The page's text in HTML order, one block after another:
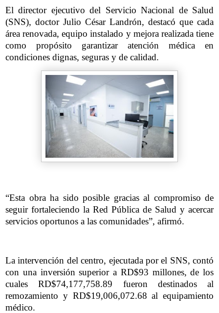
El director ejecutivo del Servicio Nacional de Salud
(SNS), doctor Julio César Landrón, destacó que cada
área renovada, equipo instalado y mejora realizada tiene
como propósito garantizar atención médica en
condiciones dignas, seguras y de calidad.
“Esta obra ha sido posible gracias al compromiso de
seguir fortaleciendo la Red Pública de Salud y acercar
servicios oportunos a las comunidades”, afirmó.
La intervención del centro, ejecutada por el SNS, contó
con una inversión superior a RD$93 millones, de los
cuales RD$74,177,758.89 fueron destinados al
remozamiento y RD$19,006,072.68 al equipamiento
médico.